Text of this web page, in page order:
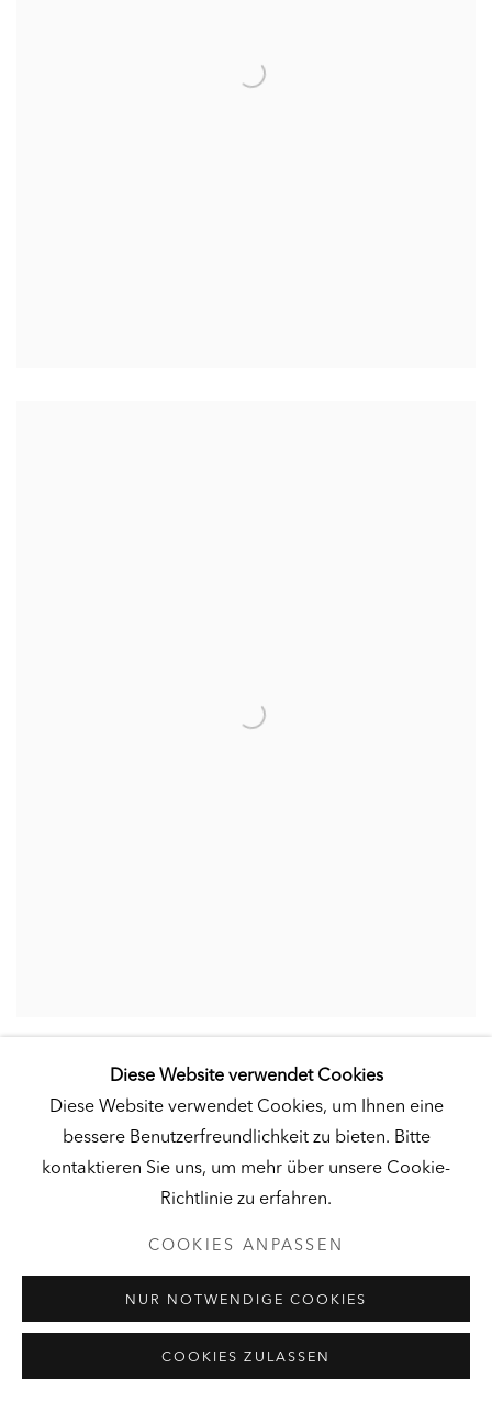
Diese Website verwendet Cookies
Diese Website verwendet Cookies, um Ihnen eine
bessere Benutzerfreundlichkeit zu bieten. Bitte
kontaktieren Sie uns, um mehr über unsere Cookie-
Richtlinie zu erfahren.
COOKIES ANPASSEN
NUR NOTWENDIGE COOKIES
COOKIES ZULASSEN